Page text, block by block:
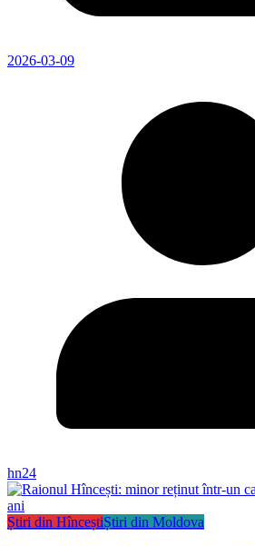
2026-03-09
hn24
Știri din HînceștiȘtiri din Moldova